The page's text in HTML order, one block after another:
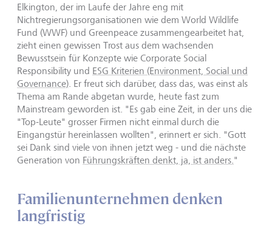
Elkington, der im Laufe der Jahre eng mit
Nichtregierungsorganisationen wie dem World Wildlife
Fund (WWF) und Greenpeace zusammengearbeitet hat,
zieht einen gewissen Trost aus dem wachsenden
Bewusstsein für Konzepte wie Corporate Social
Responsibility und ESG Kriterien (Environment, Social und
Governance) . Er freut sich darüber, dass das, was einst als
Thema am Rande abgetan wurde, heute fast zum
Mainstream geworden ist. "Es gab eine Zeit, in der uns die
"Top-Leute" grosser Firmen nicht einmal durch die
Eingangstür hereinlassen wollten", erinnert er sich. "Gott
sei Dank sind viele von ihnen jetzt weg - und die nächste
Generation von Führungskräften denkt, ja, ist anders. "
Familienunternehmen denken
langfristig